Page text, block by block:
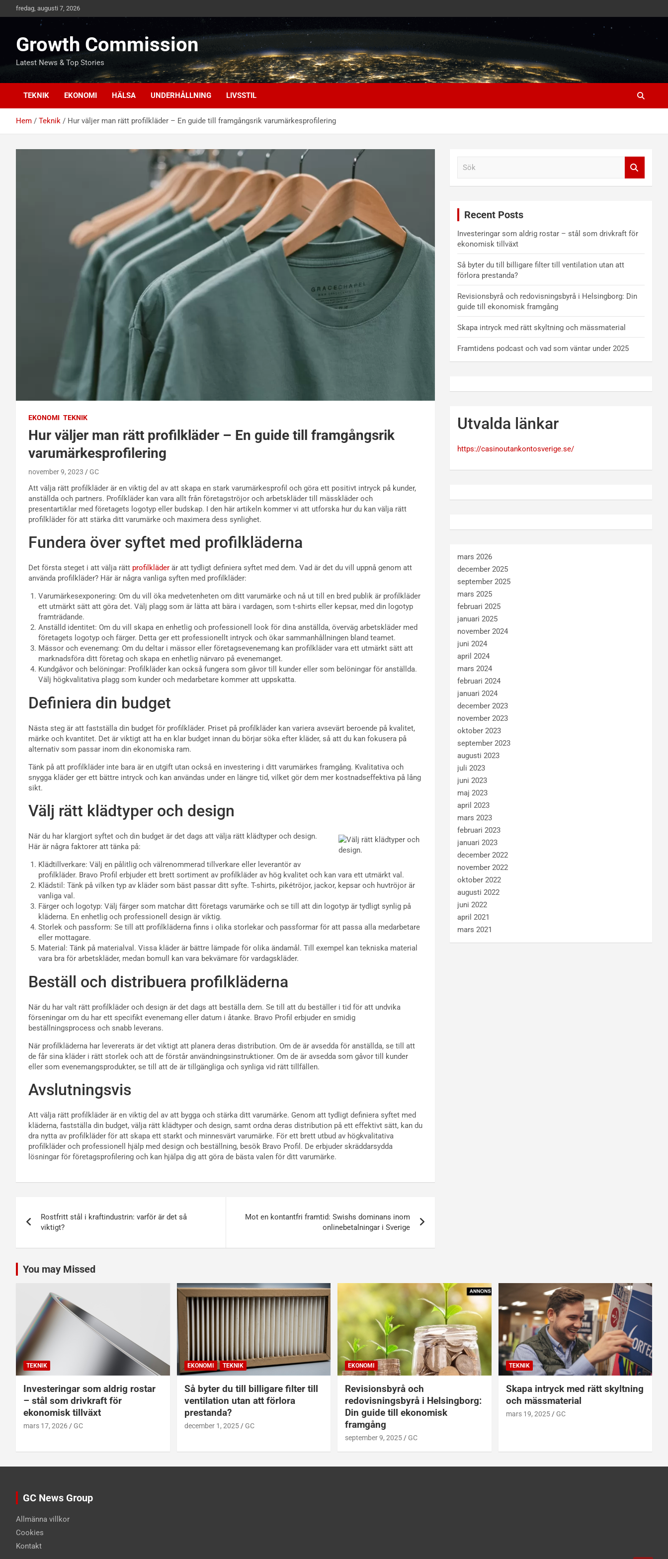
Hoppa
till
fredag, augusti 7, 2026
Growth Commission
Latest News & Top Stories
TEKNIK EKONOMI HÄLSA UNDERHÅLLNING LIVSSTIL
Hem Teknik Hur väljer man rätt profilkläder – En guide till framgångsrik varumärkesprofilering
EKONOMI TEKNIK
Hur väljer man rätt profilkläder – En guide till framgångsrik
varumärkesprofilering
november 9, 2023 GC
Att välja rätt profilkläder är en viktig del av att skapa en stark varumärkesprofil och göra ett positivt intryck på kunder,
anställda och partners. Profilkläder kan vara allt från företagströjor och arbetskläder till mässkläder och
presentartiklar med företagets logotyp eller budskap. I den här artikeln kommer vi att utforska hur du kan välja rätt
profilkläder för att stärka ditt varumärke och maximera dess synlighet.
Fundera över syftet med profilkläderna
Det första steget i att välja rätt profilkläder är att tydligt definiera syftet med dem. Vad är det du vill uppnå genom att
använda profilkläder? Här är några vanliga syften med profilkläder:
Varumärkesexponering: Om du vill öka medvetenheten om ditt varumärke och nå ut till en bred publik är profilkläder
ett utmärkt sätt att göra det. Välj plagg som är lätta att bära i vardagen, som t-shirts eller kepsar, med din logotyp
framträdande.
Anställd identitet: Om du vill skapa en enhetlig och professionell look för dina anställda, överväg arbetskläder med
företagets logotyp och färger. Detta ger ett professionellt intryck och ökar sammanhållningen bland teamet.
Mässor och evenemang: Om du deltar i mässor eller företagsevenemang kan profilkläder vara ett utmärkt sätt att
marknadsföra ditt företag och skapa en enhetlig närvaro på evenemanget.
Kundgåvor och belöningar: Profilkläder kan också fungera som gåvor till kunder eller som belöningar för anställda.
Välj högkvalitativa plagg som kunder och medarbetare kommer att uppskatta.
Definiera din budget
Nästa steg är att fastställa din budget för profilkläder. Priset på profilkläder kan variera avsevärt beroende på kvalitet,
märke och kvantitet. Det är viktigt att ha en klar budget innan du börjar söka efter kläder, så att du kan fokusera på
alternativ som passar inom din ekonomiska ram.
Tänk på att profilkläder inte bara är en utgift utan också en investering i ditt varumärkes framgång. Kvalitativa och
snygga kläder ger ett bättre intryck och kan användas under en längre tid, vilket gör dem mer kostnadseffektiva på lång
sikt.
Välj rätt klädtyper och design
När du har klargjort syftet och din budget är det dags att välja rätt klädtyper och design.
Här är några faktorer att tänka på:
Klädtillverkare: Välj en pålitlig och välrenommerad tillverkare eller leverantör av
profilkläder. Bravo Profil erbjuder ett brett sortiment av profilkläder av hög kvalitet och kan vara ett utmärkt val.
Klädstil: Tänk på vilken typ av kläder som bäst passar ditt syfte. T-shirts, pikétröjor, jackor, kepsar och huvtröjor är
vanliga val.
Färger och logotyp: Välj färger som matchar ditt företags varumärke och se till att din logotyp är tydligt synlig på
kläderna. En enhetlig och professionell design är viktig.
Storlek och passform: Se till att profilkläderna finns i olika storlekar och passformar för att passa alla medarbetare
eller mottagare.
Material: Tänk på materialval. Vissa kläder är bättre lämpade för olika ändamål. Till exempel kan tekniska material
vara bra för arbetskläder, medan bomull kan vara bekvämare för vardagskläder.
Beställ och distribuera profilkläderna
När du har valt rätt profilkläder och design är det dags att beställa dem. Se till att du beställer i tid för att undvika
förseningar om du har ett specifikt evenemang eller datum i åtanke. Bravo Profil erbjuder en smidig
beställningsprocess och snabb leverans.
När profilkläderna har levererats är det viktigt att planera deras distribution. Om de är avsedda för anställda, se till att
de får sina kläder i rätt storlek och att de förstår användningsinstruktioner. Om de är avsedda som gåvor till kunder
eller som evenemangsprodukter, se till att de är tillgängliga och synliga vid rätt tillfällen.
Avslutningsvis
Att välja rätt profilkläder är en viktig del av att bygga och stärka ditt varumärke. Genom att tydligt definiera syftet med
kläderna, fastställa din budget, välja rätt klädtyper och design, samt ordna deras distribution på ett effektivt sätt, kan du
dra nytta av profilkläder för att skapa ett starkt och minnesvärt varumärke. För ett brett utbud av högkvalitativa
profilkläder och professionell hjälp med design och beställning, besök Bravo Profil. De erbjuder skräddarsydda
lösningar för företagsprofilering och kan hjälpa dig att göra de bästa valen för ditt varumärke.
Rostfritt stål i kraftindustrin: varför är det så
viktigt?
Mot en kontantfri framtid: Swishs dominans inom
onlinebetalningar i Sverige
Recent Posts
Investeringar som aldrig rostar – stål som drivkraft för
ekonomisk tillväxt
Så byter du till billigare filter till ventilation utan att
förlora prestanda?
Revisionsbyrå och redovisningsbyrå i Helsingborg: Din
guide till ekonomisk framgång
Skapa intryck med rätt skyltning och mässmaterial
Framtidens podcast och vad som väntar under 2025
Utvalda länkar
https://casinoutankontosverige.se/
mars 2026
december 2025
september 2025
mars 2025
februari 2025
januari 2025
november 2024
juni 2024
april 2024
mars 2024
februari 2024
januari 2024
december 2023
november 2023
oktober 2023
september 2023
augusti 2023
juli 2023
juni 2023
maj 2023
april 2023
mars 2023
februari 2023
januari 2023
december 2022
november 2022
oktober 2022
augusti 2022
juni 2022
april 2021
mars 2021
You may Missed
TEKNIK
Investeringar som aldrig rostar
– stål som drivkraft för
ekonomisk tillväxt
mars 17, 2026 GC
EKONOMI TEKNIK
Så byter du till billigare filter till
ventilation utan att förlora
prestanda?
december 1, 2025 GC
EKONOMI
Revisionsbyrå och
redovisningsbyrå i Helsingborg:
Din guide till ekonomisk
framgång
september 9, 2025 GC
TEKNIK
Skapa intryck med rätt skyltning
och mässmaterial
mars 19, 2025 GC
GC News Group
Allmänna villkor
Cookies
Kontakt